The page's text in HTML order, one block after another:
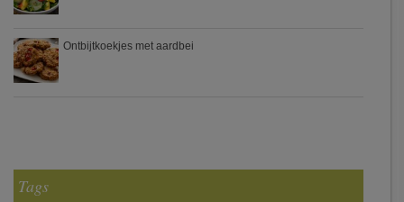
Ontbijtkoekjes met aardbei
Tags